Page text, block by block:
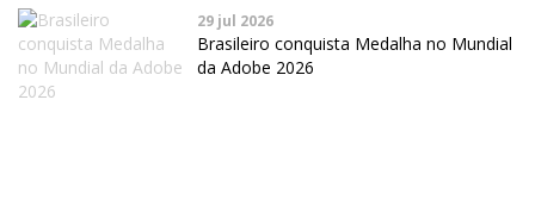
29 jul 2026
Brasileiro conquista Medalha no Mundial
da Adobe 2026